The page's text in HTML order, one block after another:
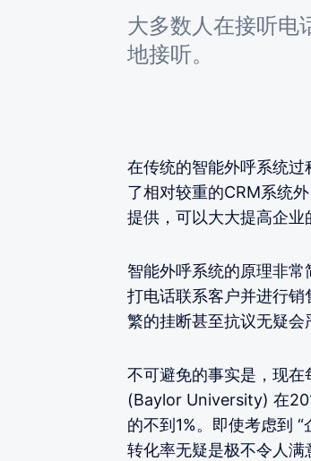
大多数人在接听电
地接听。
在传统的智能外呼系统过
了相对较重的CRM系统
提供，可以大大提高企业
智能外呼系统的原理非
打电话联系客户并进行
繁的挂断甚至抗议无疑会
不可避免的事实是，现
(Baylor University) 在
的不到1%。即使考虑到
转化率无疑是极不令人满